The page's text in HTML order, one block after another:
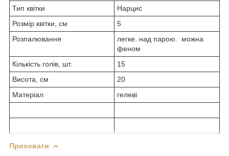
Тип квітки
Нарцис
Розмір квітки, см
5
Розпалювання
легке. над парою. можна
феном
Кількість голів, шт.
15
Висота, см
20
Матеріал
гелеві
Приховати